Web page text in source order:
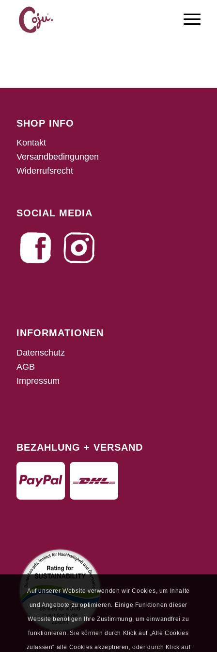
SHOP INFO
Kontakt
Versandbedingungen
Widerrufsrecht
SOCIAL MEDIA
INFORMATIONEN
Datenschutz
AGB
Impressum
BEZAHLUNG + VERSAND
Auf unserer Website verwenden wir Cookies, um Inhalte
und Angebote zu optimieren. Einige Funktionen dieser
Website benötigen Ihre Zustimmung, um einwandfrei zu
funktionieren. Sie können durch Klick auf „Alle Cookies
zulassen“ alle Cookies akzeptieren, oder durch Klick auf